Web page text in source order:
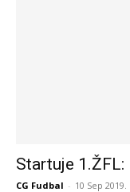
Startuje
CG Fudbal - 10 Sep 2019.